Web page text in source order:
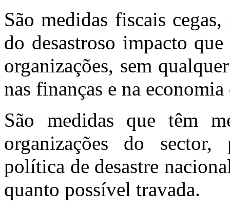
São medidas fiscais
do desastroso impacto
organizações, sem
nas finanças e na
São medidas que têm
organizações do
política de desastre
quanto possível travada.